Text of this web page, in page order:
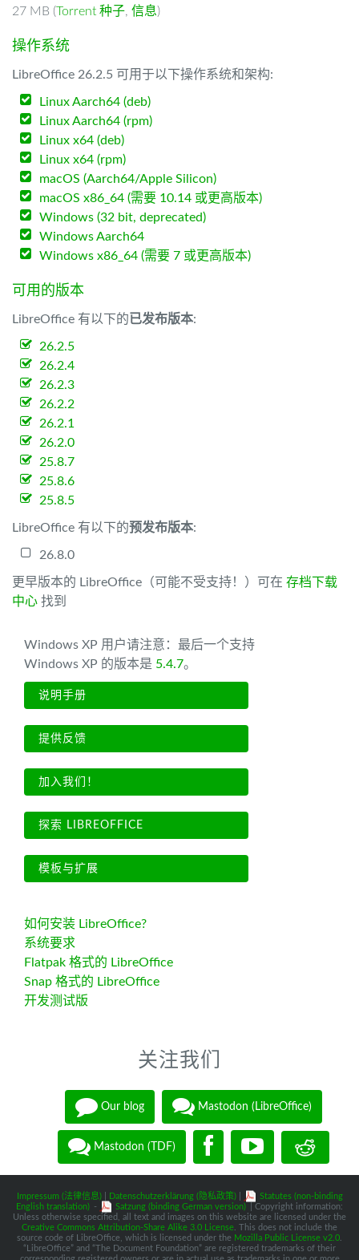
27 MB (Torrent 种子, 信息)
操作系统
LibreOffice 26.2.5 可用于以下操作系统和架构:
Linux Aarch64 (deb)
Linux Aarch64 (rpm)
Linux x64 (deb)
Linux x64 (rpm)
macOS (Aarch64/Apple Silicon)
macOS x86_64 (需要 10.14 或更高版本)
Windows (32 bit, deprecated)
Windows Aarch64
Windows x86_64 (需要 7 或更高版本)
可用的版本
LibreOffice 有以下的已发布版本:
26.2.5
26.2.4
26.2.3
26.2.2
26.2.1
26.2.0
25.8.7
25.8.6
25.8.5
LibreOffice 有以下的预发布版本:
26.8.0
更早版本的 LibreOffice（可能不受支持！）可在 存档下载
中心 找到
Windows XP 用户请注意：最后一个支持
Windows XP 的版本是 5.4.7。
说明手册
提供反馈
加入我们！
探索 LIBREOFFICE
模板与扩展
如何安装 LibreOffice?
系统要求
Flatpak 格式的 LibreOffice
Snap 格式的 LibreOffice
开发测试版
关注我们
Our blog Mastodon (LibreOffice)
Mastodon (TDF)
Impressum (法律信息)| Datenschutzerklärung (隐私政策)|
Statutes (non-binding
English translation) - Satzung (binding German version)
| Copyright information:
Unless otherwise specified, all text and images on this website are licensed under the
Creative Commons Attribution-Share Alike 3.0 License . This does not include the
source code of LibreOffice, which is licensed under the Mozilla Public License v2.0
“LibreOffice” and “The Document Foundation” are registered trademarks of their